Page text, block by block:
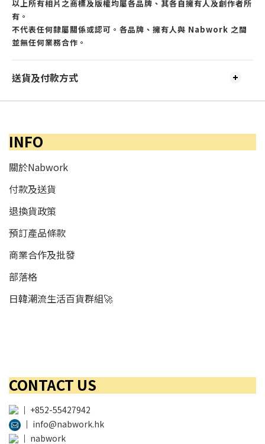
以上所有相片之商標及版權均屬各品牌、其各自擁有人及創作者所
有。
不代表任何隸屬關係或認可。各品牌、擁有人與 Nabwork 之間
並無任何業務合作。
送貨及付款方式
INFO
關於Nabwork
付款及送貨
退換貨政策
預訂產品條款
商業合作及批發
部落格
日韓潮流生活百貨群組🚀
CONTACT US
│ +852-55427942
│ info@nabwork.hk
│ nabwork